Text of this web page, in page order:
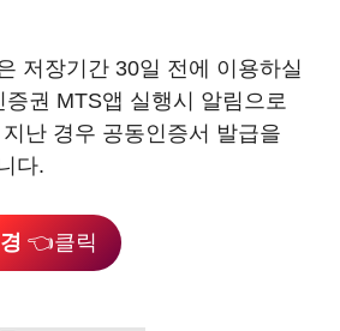
저장기간 30일 전에 이용하실
권 MTS앱 실행시 알림으로
난 경우 공동인증서 발급을
다.
👈클릭